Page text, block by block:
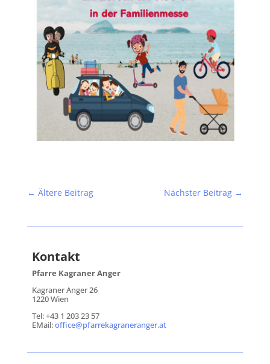
← Ältere Beitrag Nächster Beitrag →
Kontakt
Pfarre Kagraner Anger
Kagraner Anger 26
1220 Wien
Tel: +43 1 203 23 57
EMail:office@pfarrekagraneranger.at